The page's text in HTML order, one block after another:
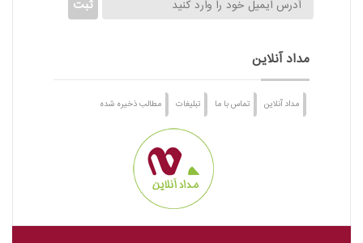
مداد آنلاین
مداد آنلاین تماس با ما تبلیغات مطالب ذخیره شده